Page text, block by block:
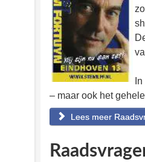
– maar ook het
Lees meer